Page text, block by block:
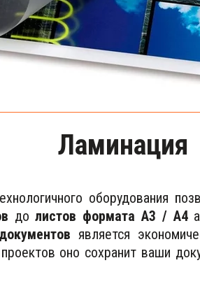
Ламинация
оборудования
долистов формата A3 / A4
документов является
оно сохранит ваши